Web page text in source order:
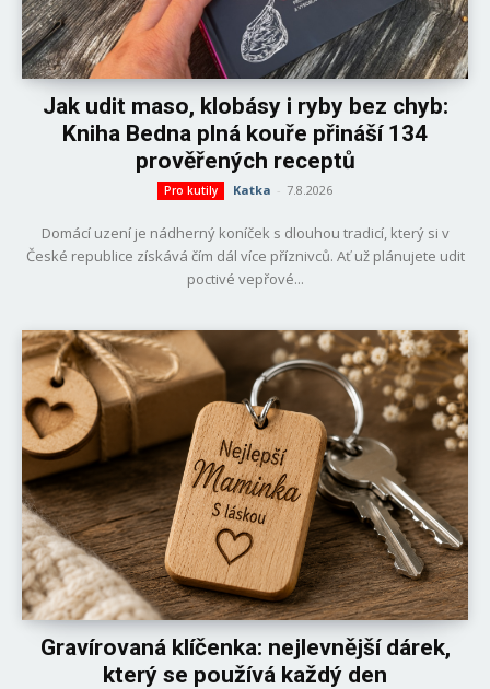
Jak udit maso, klobásy i ryby bez chyb:
Kniha Bedna plná kouře přináší 134
prověřených receptů
Pro kutily Katka - 7.8.2026
Domácí uzení je nádherný koníček s dlouhou tradicí, který si v
České republice získává čím dál více příznivců. Ať už plánujete udit
poctivé vepřové...
Gravírovaná klíčenka: nejlevnější dárek,
který se používá každý den